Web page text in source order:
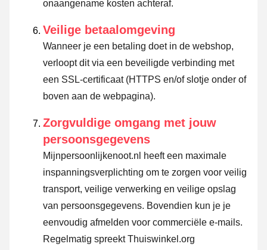
onaangename kosten achteraf.
Veilige betaalomgeving
Wanneer je een betaling doet in de webshop,
verloopt dit via een beveiligde verbinding met
een SSL-certificaat (HTTPS en/of slotje onder of
boven aan de webpagina).
Zorgvuldige omgang met jouw
persoonsgegevens
Mijnpersoonlijkenoot.nl heeft een maximale
inspanningsverplichting om te zorgen voor veilig
transport, veilige verwerking en veilige opslag
van persoonsgegevens. Bovendien kun je je
eenvoudig afmelden voor commerciële e-mails.
Regelmatig spreekt Thuiswinkel.org